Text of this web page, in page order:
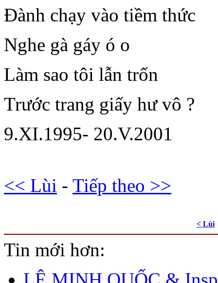
Đành chạy vào tiềm thức
Nghe gà gáy ó o
Làm sao tôi lẫn trốn
Trước trang giấy hư vô ?
9.XI.1995- 20.V.2001
<< Lùi - Tiếp theo >>
< Lùi
Tin mới hơn: